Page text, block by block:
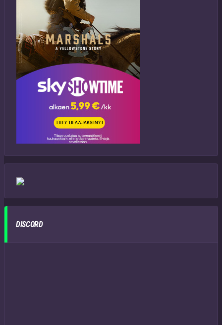
DISCORD